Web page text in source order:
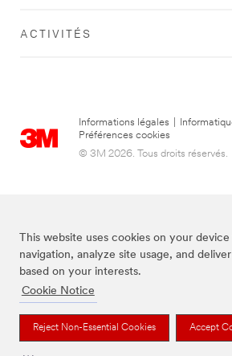
This website uses cookies on your
navigation, analyze site usage, and
based on your interests.
Cookie Notice
Reject Non-Essential Cookies Accept
ACTIVITÉS
Informations légales
Préférences cookies
© 3M 2026. Tous droits réservés.
de 3M.